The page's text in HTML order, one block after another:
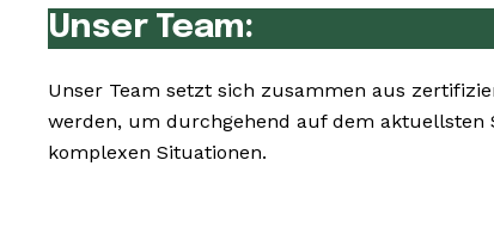
Unser Team:
Unser Team setzt sich zusammen aus
werden, um durchgehend auf dem aktuellsten
komplexen Situationen.